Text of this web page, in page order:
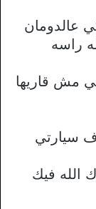
عالدومان
راسه
مش قاريها
سيارتي
الله فيك